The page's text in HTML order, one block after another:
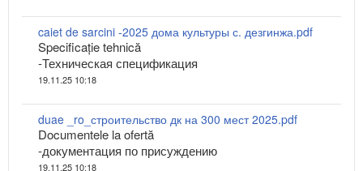
caiet de sarcini -2025 дома культуры с. дезгинжа.pdf
Specificaţie tehnică
-Техническая спецификация
19.11.25 10:18
duae _ro_строительство дк на 300 мест 2025.pdf
Documentele la ofertă
-документация по присуждению
19.11.25 10:18